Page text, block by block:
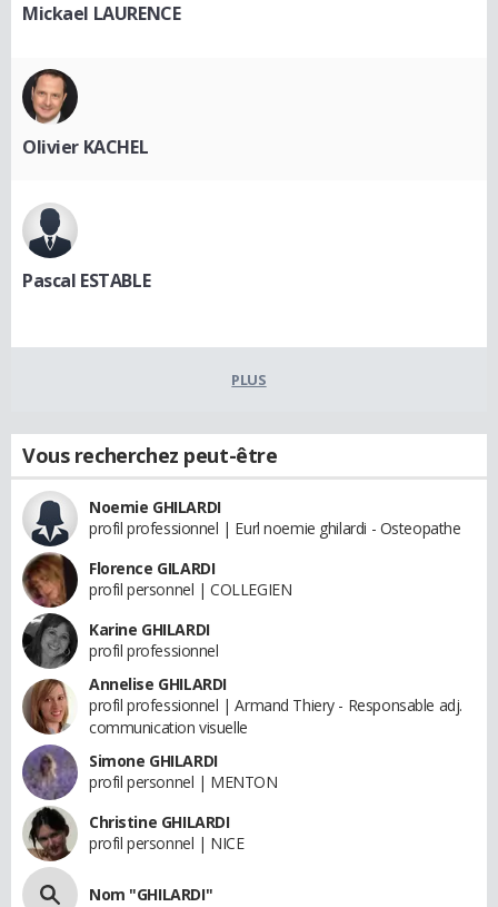
Mickael LAURENCE
Olivier KACHEL
Pascal ESTABLE
PLUS
Vous recherchez peut-être
Noemie GHILARDI
profil professionnel | Eurl noemie ghilardi - Osteopathe
Florence GILARDI
profil personnel | COLLEGIEN
Karine GHILARDI
profil professionnel
Annelise GHILARDI
profil professionnel | Armand Thiery - Responsable adj.
communication visuelle
Simone GHILARDI
profil personnel | MENTON
Christine GHILARDI
profil personnel | NICE
Nom "GHILARDI"